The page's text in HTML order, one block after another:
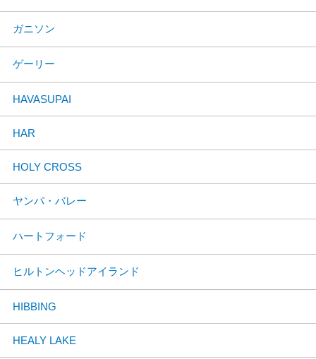
ガニソン
ゲーリー
HAVASUPAI
HAR
HOLY CROSS
ヤンパ・バレー
ハートフォード
ヒルトンヘッドアイランド
HIBBING
HEALY LAKE